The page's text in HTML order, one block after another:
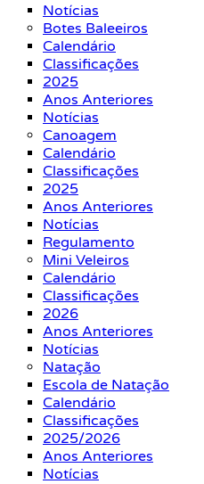
Notícias
Botes Baleeiros
Calendário
Classificações
2025
Anos Anteriores
Notícias
Canoagem
Calendário
Classificações
2025
Anos Anteriores
Notícias
Regulamento
Mini Veleiros
Calendário
Classificações
2026
Anos Anteriores
Notícias
Natação
Escola de Natação
Calendário
Classificações
2025/2026
Anos Anteriores
Notícias